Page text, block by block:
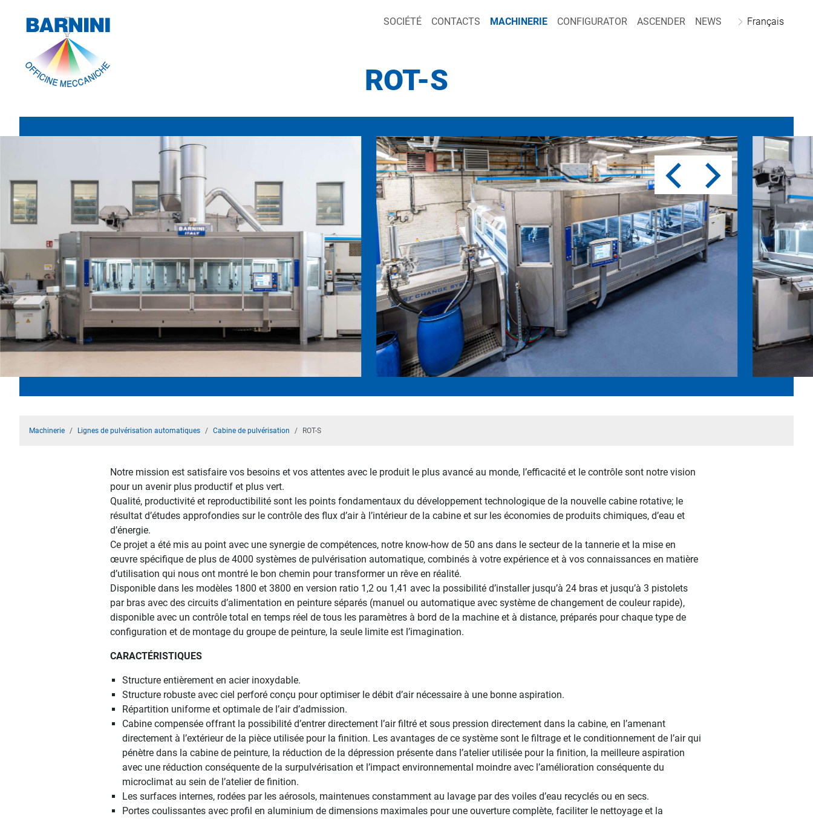
SOCIÉTÉ CONTACTS MACHINERIE CONFIGURATOR ASCENDER NEWS Français
ROT-S
Machinerie Lignes de pulvérisation automatiques Cabine de pulvérisation ROT-S
Notre mission est satisfaire vos besoins et vos attentes avec le produit le plus avancé au monde, l’efficacité et le contrôle sont notre vision
pour un avenir plus productif et plus vert.
Qualité, productivité et reproductibilité sont les points fondamentaux du développement technologique de la nouvelle cabine rotative; le
résultat d’études approfondies sur le contrôle des flux d’air à l’intérieur de la cabine et sur les économies de produits chimiques, d’eau et
d’énergie.
Ce projet a été mis au point avec une synergie de compétences, notre know-how de 50 ans dans le secteur de la tannerie et la mise en
œuvre spécifique de plus de 4000 systèmes de pulvérisation automatique, combinés à votre expérience et à vos connaissances en matière
d’utilisation qui nous ont montré le bon chemin pour transformer un rêve en réalité.
Disponible dans les modèles 1800 et 3800 en version ratio 1,2 ou 1,41 avec la possibilité d’installer jusqu’à 24 bras et jusqu’à 3 pistolets
par bras avec des circuits d’alimentation en peinture séparés (manuel ou automatique avec système de changement de couleur rapide),
disponible avec un contrôle total en temps réel de tous les paramètres à bord de la machine et à distance, préparés pour chaque type de
configuration et de montage du groupe de peinture, la seule limite est l’imagination.
CARACTÉRISTIQUES
Structure entièrement en acier inoxydable.
Structure robuste avec ciel perforé conçu pour optimiser le débit d’air nécessaire à une bonne aspiration.
Répartition uniforme et optimale de l’air d’admission.
Cabine compensée offrant la possibilité d’entrer directement l’air filtré et sous pression directement dans la cabine, en l’amenant
directement à l’extérieur de la pièce utilisée pour la finition. Les avantages de ce système sont le filtrage et le conditionnement de l’air qui
pénètre dans la cabine de peinture, la réduction de la dépression présente dans l’atelier utilisée pour la finition, la meilleure aspiration
avec une réduction conséquente de la surpulvérisation et l’impact environnemental moindre avec l’amélioration conséquente du
microclimat au sein de l’atelier de finition.
Les surfaces internes, rodées par les aérosols, maintenues constamment au lavage par des voiles d’eau recyclés ou en secs.
Portes coulissantes avec profil en aluminium de dimensions maximales pour une ouverture complète, faciliter le nettoyage et la